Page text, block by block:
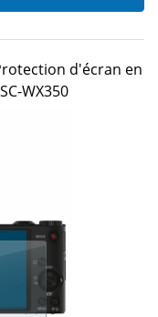
d'écran en
WX350